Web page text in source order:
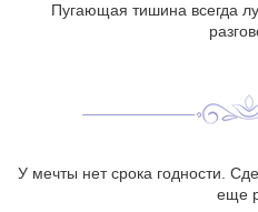
Пугающая тишина всегда
У мечты нет срока годности.
еще